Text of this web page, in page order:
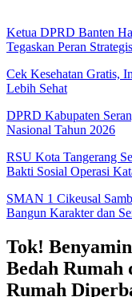
Ketua DPRD Banten
Tegaskan Peran
Cek Kesehatan Gratis,
Lebih Sehat
DPRD Kabupaten
Nasional Tahun 2026
RSU Kota Tangerang
Bakti Sosial Operasi
SMAN 1 Cikeusal
Bangun Karakter dan
Tok!
Bedah Rumah
Rumah